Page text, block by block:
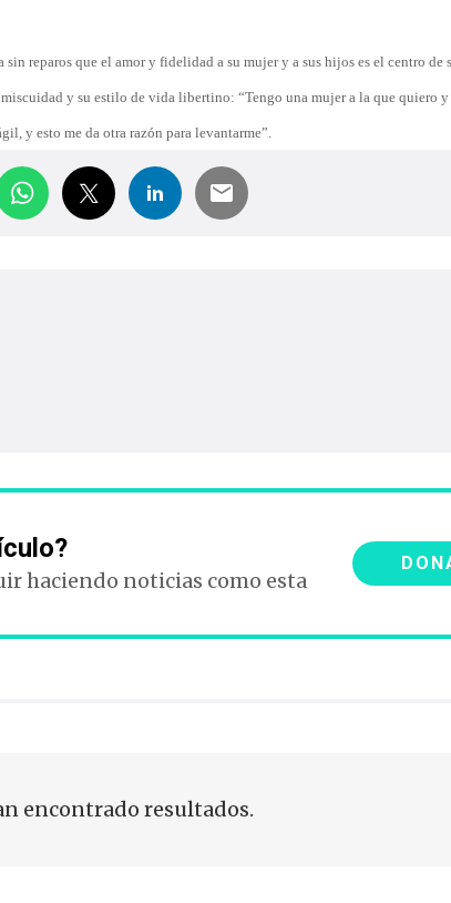
reparos que el amor y fidelidad a su mujer y a sus hijos es el centro de
y su estilo de vida libertino: “Tengo una mujer a la que quiero
y esto me da otra razón para levantarme”.
haciendo noticias como esta
encontrado resultados.